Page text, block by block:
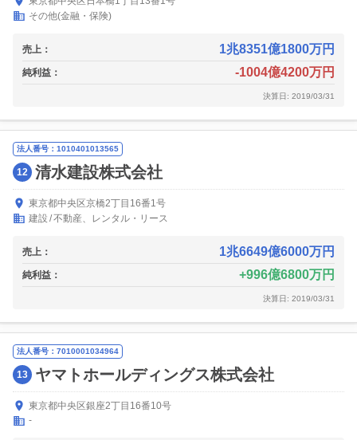
その他(金融・保険)
売上： 1兆8351億1800万円
純利益： -1004億4200万円
決算日: 2019/03/31
法人番号：1010401013565
12 清水建設株式会社
東京都中央区京橋2丁目16番1号
建設 不動産、レンタル・リース
売上： 1兆6649億6000万円
純利益： 996億6800万円
決算日: 2019/03/31
法人番号：7010001034964
13 ヤマトホールディングス株式会社
東京都中央区銀座2丁目16番10号
-